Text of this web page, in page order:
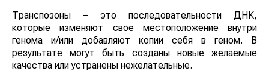
Транспозоны – это последовательности ДНК,
которые изменяют свое местоположение внутри
генома и/или добавляют копии себя в геном. В
результате могут быть созданы новые желаемые
качества или устранены нежелательные.